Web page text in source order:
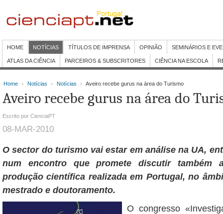
HOME NOTÍCIAS TÍTULOS DE IMPRENSA OPINIÃO SEMINÁRIOS E
ATLAS DA CIÊNCIA PARCEIROS & SUBSCRITORES CIÊNCIA NA ESCOLA
Home Notícias Notícias Aveiro recebe gurus na área do Turismo
Aveiro recebe gurus na área do
Escrito por CienciaPT
08-MAR-2010
O sector do turismo vai estar em análise na UA,
num encontro que promete discutir também
produção científica realizada em Portugal, no
mestrado e doutoramento.
O congresso